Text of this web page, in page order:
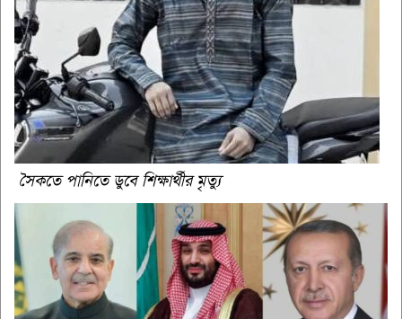
সৈকতে পানিতে ডুবে শিক্ষার্থীর মৃত্যু